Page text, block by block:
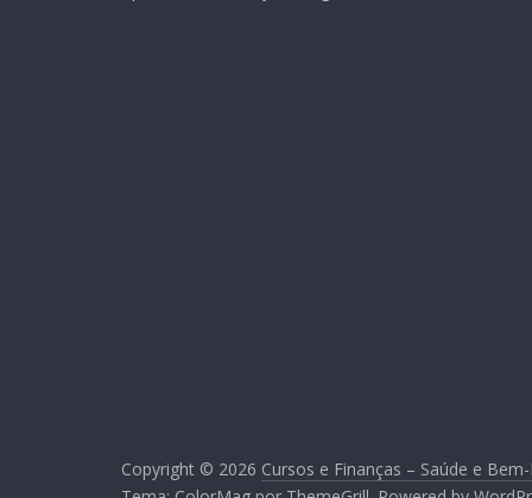
Copyright © 2026 Cursos e Finanças – Saúde e